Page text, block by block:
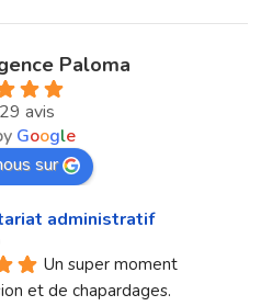
Paloma
avis
Google
sur
administratif
Un super moment
et de chapardages.